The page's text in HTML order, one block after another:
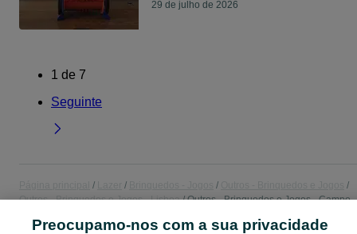
29 de julho de 2026
1 de 7
Seguinte
Outros - Brinquedos e Jogos - Lisboa
Outros - Brinquedos e Jogos - Campo
Preocupamo-nos com a sua privacidade